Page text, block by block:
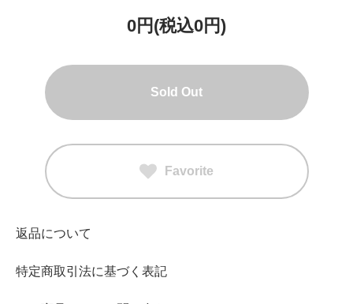
0円(税込0円)
Sold Out
Favorite
返品について
特定商取引法に基づく表記